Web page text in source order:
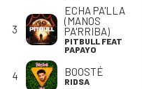
3
ECHA PA'LLA
(MANOS
PA'RRIBA)
PITBULL FEAT
PAPAYO
4 BOOSTÉ
RIDSA